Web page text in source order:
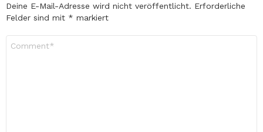
Deine E-Mail-Adresse wird nicht veröffentlicht. Erforderliche
Felder sind mit * markiert